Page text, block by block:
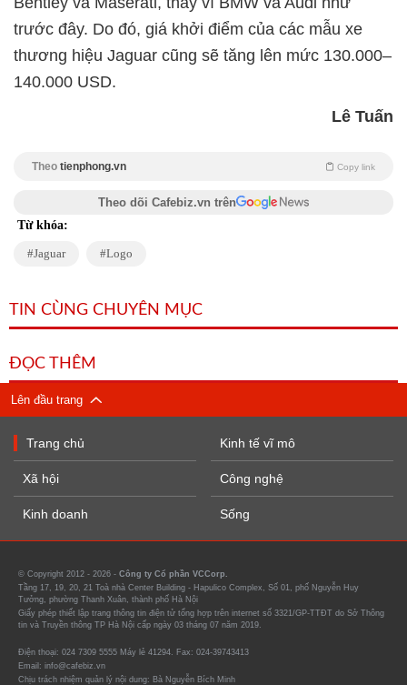
trước đây. Do đó, giá khởi điểm của các mẫu xe
thương hiệu Jaguar cũng sẽ tăng lên mức 130.000–
140.000 USD.
Lê Tuấn
Theo tienphong.vn Copy link
Theo dõi Cafebiz.vn trên
Từ khóa:
Jaguar Logo
TIN CÙNG CHUYÊN MỤC
ĐỌC THÊM
Lên đầu trang
Trang chủ
Xã hội
Kinh doanh
Kinh tế vĩ mô
Công nghệ
Sống
© Copyright 2012 - 2026 - Công ty Cổ phần VCCorp.
Tầng 17, 19, 20, 21 Toà nhà Center Building - Hapulico Complex, Số 01, phố Nguyễn Huy
Tưởng, phường Thanh Xuân, thành phố Hà Nội
Giấy phép thiết lập trang thông tin điện tử tổng hợp trên internet số 3321/GP-TTĐT do Sở Thông
tin và Truyền thông TP Hà Nội cấp ngày 03 tháng 07 năm 2019.
Điện thoại: 024 7309 5555 Máy lẻ 41294. Fax: 024-39743413
Email: info@cafebiz.vn
Chịu trách nhiệm quản lý nội dung: Bà Nguyễn Bích Minh